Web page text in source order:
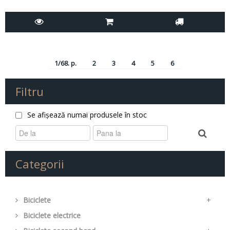
Filtru
Se afișează numai produsele în stoc
Categorii
Biciclete
+
Mountain Bike
Biciclete electrice
1/68. p. 2 3 4 5 6